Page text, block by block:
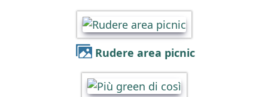
Rudere area picnic